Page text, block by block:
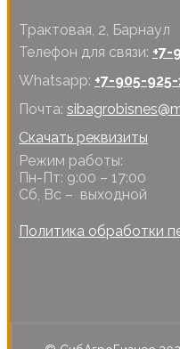
Трактовая, 2, Барнаул
Телефон для связи: +7-
Whatsapp: +7-905-
Почта:
Скачать реквизиты
Режим работы:
Пн-Пт: 9:00 – 17:00
Сб, Вс – выходной
Политика обработки